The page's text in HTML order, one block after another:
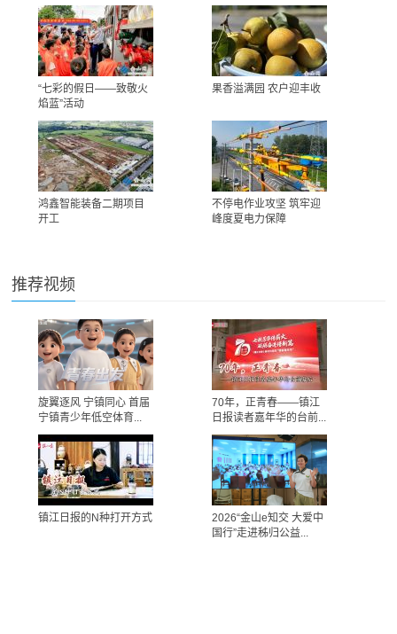
“七彩的假日——致敬火
焰蓝”活动
果香溢满园 农户迎丰收
鸿鑫智能装备二期项目
开工
不停电作业攻坚 筑牢迎
峰度夏电力保障
推荐视频
旋翼逐风 宁镇同心 首届
宁镇青少年低空体育...
70年，正青春——镇江
日报读者嘉年华的台前...
镇江日报的N种打开方式
2026“金山e知交 大爱中
国行”走进秭归公益...